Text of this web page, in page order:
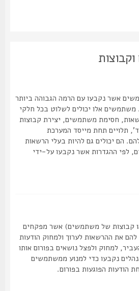
נקבעו עם הרמה הגבוהה ביותר
אלו יכולים לשלוט בכל חלקי
חסימת משתמשים, יצירת קבוצות
תחת מייסד המערכת
יכולים גם להיות בעלי הרשאות
ההגדרות אשר נקבעו על-ידי
של משתמשים) אשר מפקחים
את ההרשאות לערוך ולמחוק הודעות
למחוק ולפצל נושאים בפורום אותו
נקבעו כדי למנוע ממשתמשים
הפוגעות בפורום.